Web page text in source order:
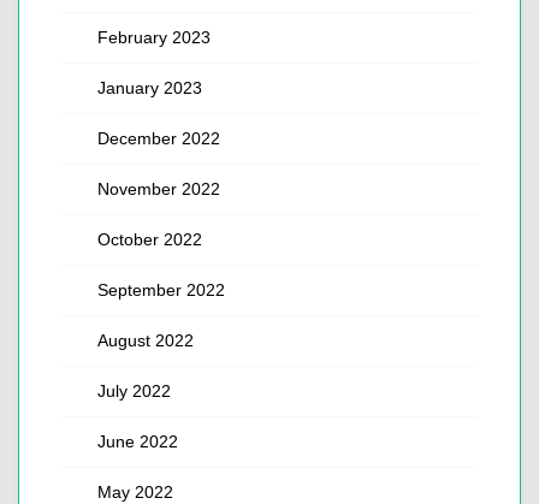
February 2023
January 2023
December 2022
November 2022
October 2022
September 2022
August 2022
July 2022
June 2022
May 2022